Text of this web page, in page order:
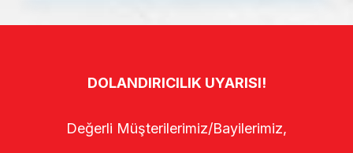
DOLANDIRICILIK UYARISI!
Değerli Müşterilerimiz/Bayilerimiz,